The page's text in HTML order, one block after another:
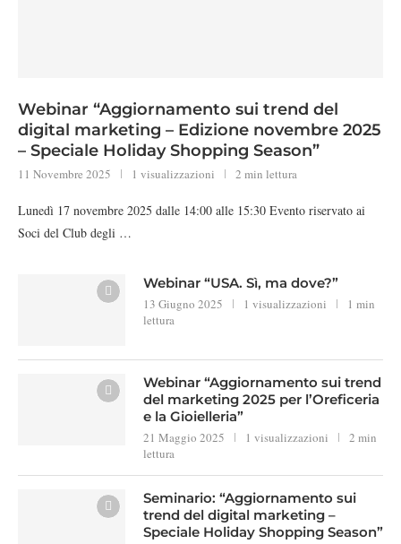
Webinar “Aggiornamento sui trend del
digital marketing – Edizione novembre 2025
– Speciale Holiday Shopping Season”
11 Novembre 2025 1 visualizzazioni 2 min lettura
Lunedì 17 novembre 2025 dalle 14:00 alle 15:30 Evento riservato ai
Soci del Club degli …
Webinar “USA. Sì, ma dove?”
13 Giugno 2025 1 visualizzazioni
1 min
lettura
Webinar “Aggiornamento sui trend
del marketing 2025 per l’Oreficeria
e la Gioielleria”
21 Maggio 2025 1 visualizzazioni
2 min
lettura
Seminario: “Aggiornamento sui
trend del digital marketing –
Speciale Holiday Shopping Season”